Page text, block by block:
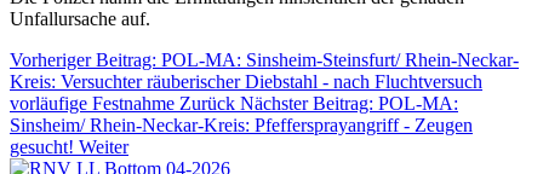
Unfallursache auf.
Vorheriger Beitrag: POL-MA: Sinsheim-Steinsfurt/ Rhein-Neckar-
Kreis: Versuchter räuberischer Diebstahl - nach Fluchtversuch
vorläufige Festnahme Zurück Nächster Beitrag: POL-MA:
Sinsheim/ Rhein-Neckar-Kreis: Pfeffersprayangriff - Zeugen
gesucht! Weiter